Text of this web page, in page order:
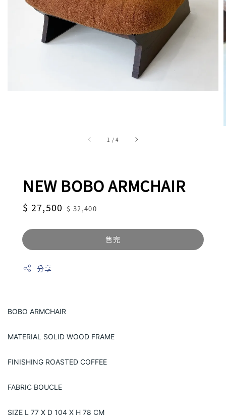
1 /4
NEW BOBO ARMCHAIR
Sale
$ 27,500 Regular
$ 32,400
售完
分享
BOBO ARMCHAIR
MATERIAL SOLID WOOD FRAME
FINISHING ROASTED COFFEE
FABRIC BOUCLE
SIZE L 77 X D 104 X H 78 CM